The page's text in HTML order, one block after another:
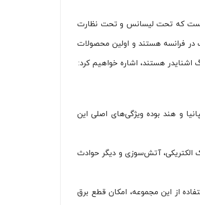
است که تحت لیسانس و تحت نظارت
فرانسه هستند و اولین محصولات
اشنایدر هستند، اشاره خواهیم کرد:
و هند بوده ویژگی‌های اصلی این
الکتریکی، آتش‌سوزی و دیگر حوادث
از این مجموعه، امکان قطع برق